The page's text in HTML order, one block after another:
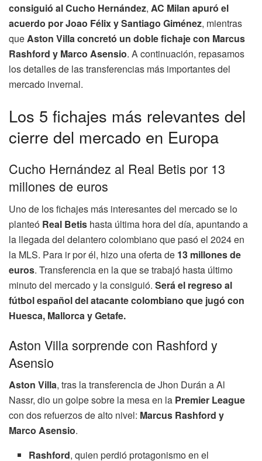
consiguió al Cucho Hernández, AC Milan apuró el
acuerdo por Joao Félix y Santiago Giménez, mientras
queAston Villa concretó un doble fichaje con Marcus
Rashford y Marco Asensio. A continuación, repasamos
los detalles de las transferencias más importantes del
mercado invernal.
Los 5 fichajes más relevantes del
cierre del mercado en Europa
Cucho Hernández al Real Betis por 13
millones de euros
Uno de los fichajes más interesantes del mercado se lo
planteó Real Betis hasta última hora del día, apuntando a
la llegada del delantero colombiano que pasó el 2024 en
la MLS. Para ir por él, hizo una oferta de 13 millones de
euros. Transferencia en la que se trabajó hasta último
minuto del mercado y la consiguió. Será el regreso al
fútbol español del atacante colombiano que jugó con
Huesca, Mallorca y Getafe.
Aston Villa sorprende con Rashford y
Asensio
Aston Villa, tras la transferencia de Jhon Durán a Al
Nassr, dio un golpe sobre la mesa en la Premier League
con dos refuerzos de alto nivel: Marcus Rashford y
Marco Asensio.
Rashford, quien perdió protagonismo en el